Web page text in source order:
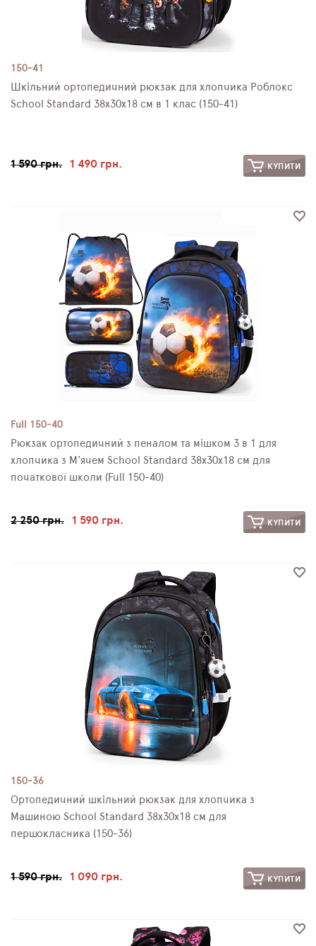
150-41
Шкільний ортопедичний рюкзак для хлопчика Роблокс
School Standard 38х30х18 см в 1 клас (150-41)
1 590 грн. 1 490 грн. КУПИТИ
Full 150-40
Рюкзак ортопедичний з пеналом та мішком 3 в 1 для
хлопчика з М'ячем School Standard 38х30х18 см для
початкової школи (Full 150-40)
2 250 грн. 1 590 грн. КУПИТИ
150-36
Ортопедичний шкільний рюкзак для хлопчика з
Машиною School Standard 38х30х18 см для
першокласника (150-36)
1 590 грн. 1 090 грн. КУПИТИ